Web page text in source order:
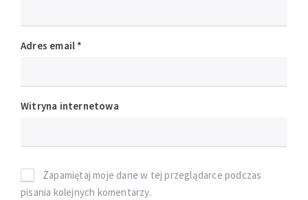
Adres email *
Witryna internetowa
Zapamiętaj moje dane w tej przeglądarce podczas
pisania kolejnych komentarzy.